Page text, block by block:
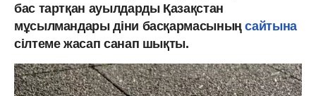
бас тартқан ауылдарды Қазақстан
мұсылмандары діни басқармасыныңсайтына
сілтеме жасап санап шықты.